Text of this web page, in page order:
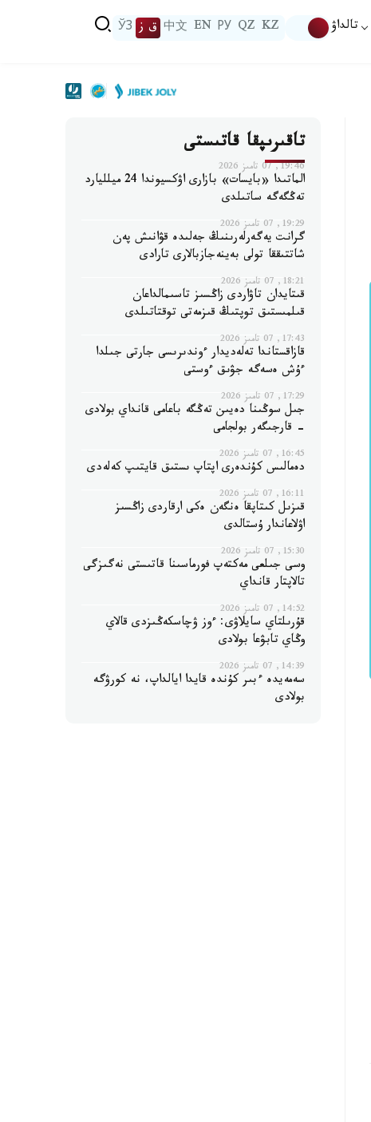
تالداۋ KZ
QZ
РУ
EN
中文 ق ز ЎЗ
تاقىرىپقا قاتىستى
19:46, 07 تامىز 2026
الماتىدا «بايسات» بازارى اۋكسيوندا 24 ميلليارد
تەڭگەگە ساتىلدى
19:29, 07 تامىز 2026
گرانت يەگەرلەرىنىڭ جەلىدە قۋانىش پەن
شاتتىققا تولى بەينەجازبالارى تارادى
18:21, 07 تامىز 2026
قىتايدان تاۋاردى زاڭسىز تاسىمالداعان
قىلمىستىق توپتىڭ قىزمەتى توقتاتىلدى
17:43, 07 تامىز 2026
قازاقستاندا تەلەديدار ءوندىرىسى جارتى جىلدا
ءۇش ەسەگە جۋىق ءوستى
17:29, 07 تامىز 2026
جىل سوڭىنا دەيىن تەڭگە باعامى قانداي بولادى
- قارجىگەر بولجامى
16:45, 07 تامىز 2026
دەمالىس كۇندەرى اپتاپ ىستىق قايتىپ كەلەدى
16:11, 07 تامىز 2026
قىزىل كىتاپقا ەنگەن ەكى ارقاردى زاڭسىز
اۋلاعاندار ۇستالدى
15:30, 07 تامىز 2026
وسى جىلعى مەكتەپ فورماسىنا قاتىستى نەگىزگى
تالاپتار قانداي
14:52, 07 تامىز 2026
قۇرىلتاي سايلاۋى: ءوز ۋچاسكەڭىزدى قالاي
وڭاي تابۋعا بولادى
14:39, 07 تامىز 2026
سەمەيدە ءبىر كۇندە قايدا ايالداپ، نە كورۋگە
بولادى